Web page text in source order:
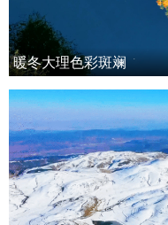
暖冬大理色彩斑斓